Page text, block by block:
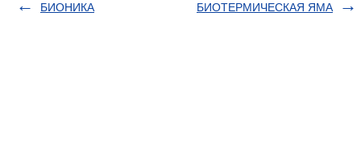
БИОНИКА
БИОТЕРМИЧЕСКАЯ ЯМА